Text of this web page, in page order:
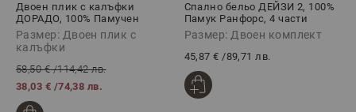
Двоен плик с калъфки
ДОРАДО, 100% Памучен
сатен, 3 части
Размер: Двоен плик с
калъфки
58,50 €/114,42 лв.
38,03 € /74,38 лв.
Спално бельо ДЕЙЗИ 2, 100%
Памук Ранфорс, 4 части
Размер: Двоен комплект
45,87 € /89,71 лв.